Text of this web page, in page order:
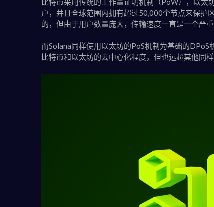
户，并且全球范围内拥有超过50,000个节点来保护
的，但由于用户数量庞大，传输速度一直是一个严重
而Solana同样使用以太坊的PoS机制为基础的
比特币和以太坊的去中心化程度，但也远超其他同样